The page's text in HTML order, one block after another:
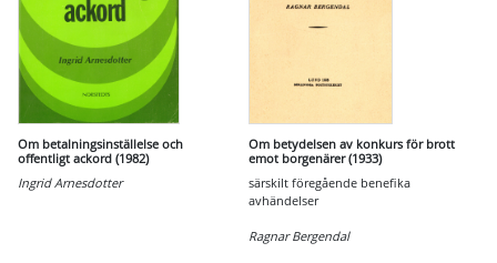
Om betalningsinställelse och
offentligt ackord (1982)
Ingrid Arnesdotter
Om betydelsen av konkurs för brott
emot borgenärer (1933)
särskilt föregående benefika
avhändelser
Ragnar Bergendal